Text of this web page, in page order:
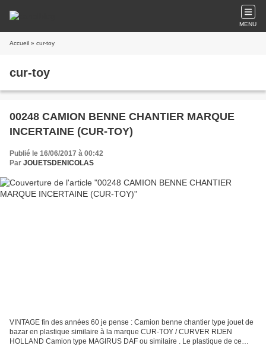
MENU
Accueil » cur-toy
cur-toy
00248 CAMION BENNE CHANTIER MARQUE
INCERTAINE (CUR-TOY)
Publié le 16/06/2017 à 00:42
Par JOUETSDENICOLAS
VINTAGE fin des années 60 je pense : Camion benne chantier type jouet de
bazar en plastique similaire à la marque CUR-TOY / CURVER RIJEN
HOLLAND Camion type MAGIRUS DAF ou similaire . Le plastique de ce